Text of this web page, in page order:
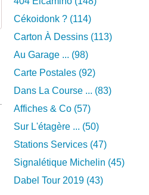
Cékoidonk ? (114)
Carton À Dessins (113)
Au Garage ... (98)
Carte Postales (92)
Dans La Course ... (83)
Affiches & Co (57)
Sur L'étagère ... (50)
Stations Services (47)
Signalétique Michelin (45)
Dabel Tour 2019 (43)